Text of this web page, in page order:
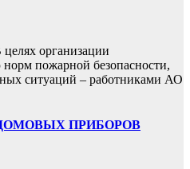
организации
пожарной безопасности,
ситуаций – работниками АО
ПРИБОРОВ